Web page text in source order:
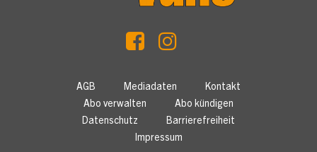
AGB Mediadaten
Kontakt
Abo verwalten
Abo kündigen
Datenschutz
Barrierefreiheit
Impressum